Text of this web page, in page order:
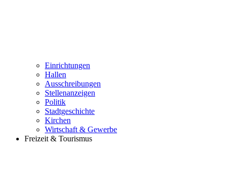
Einrichtungen
Hallen
Ausschreibungen
Stellenanzeigen
Politik
Stadtgeschichte
Kirchen
Wirtschaft & Gewerbe
Freizeit & Tourismus